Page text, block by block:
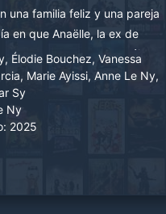
una familia feliz y una pareja
en que Anaëlle, la ex de
en contacto con él.
Marie inicia por despecho
su nuevo jefe. Pronto
una peligrosa espiral que
que su matrimonio...
Élodie Bouchez, Vanessa
Marie Ayissi, Anne Le Ny,
Sy
Ny
2025